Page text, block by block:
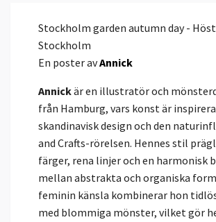
Stockholm garden autumn day -
Stockholm
En poster avAnnick
Annickär en illustratör och
från Hamburg, vars konst är
skandinavisk design och den
and Crafts-rörelsen. Hennes stil
färger, rena linjer och en harmonisk
mellan abstrakta och organiska
feminin känsla kombinerar hon
med blommiga mönster, vilket gör